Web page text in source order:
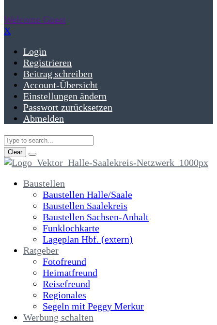
Welcome Guest
X
Login
Registrieren
Beitrag schreiben
Account-Übersicht
Einstellungen ändern
Passwort zurücksetzen
Abmelden
Clear
Baustellen
Baustellen Halle/Saale
Baustellen Saalekreis
Baustellen Sachsen-Anhalt
Funklochkarte
Lageplan Hbf. (extern)
Ratgeber
Fotofreund
Heimatfreund
Reisefreund
Regionales
Segeln mit Peggy Merkur
Werbung schalten